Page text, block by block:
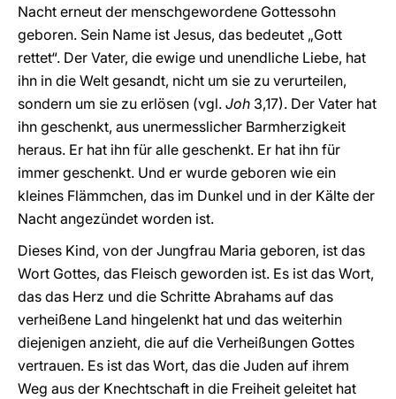
Nacht erneut der menschgewordene Gottessohn
geboren. Sein Name ist Jesus, das bedeutet „Gott
rettet“. Der Vater, die ewige und unendliche Liebe, hat
ihn in die Welt gesandt, nicht um sie zu verurteilen,
sondern um sie zu erlösen (vgl. Joh 3,17). Der Vater hat
ihn geschenkt, aus unermesslicher Barmherzigkeit
heraus. Er hat ihn für alle geschenkt. Er hat ihn für
immer geschenkt. Und er wurde geboren wie ein
kleines Flämmchen, das im Dunkel und in der Kälte der
Nacht angezündet worden ist.
Dieses Kind, von der Jungfrau Maria geboren, ist das
Wort Gottes, das Fleisch geworden ist. Es ist das Wort,
das das Herz und die Schritte Abrahams auf das
verheißene Land hingelenkt hat und das weiterhin
diejenigen anzieht, die auf die Verheißungen Gottes
vertrauen. Es ist das Wort, das die Juden auf ihrem
Weg aus der Knechtschaft in die Freiheit geleitet hat